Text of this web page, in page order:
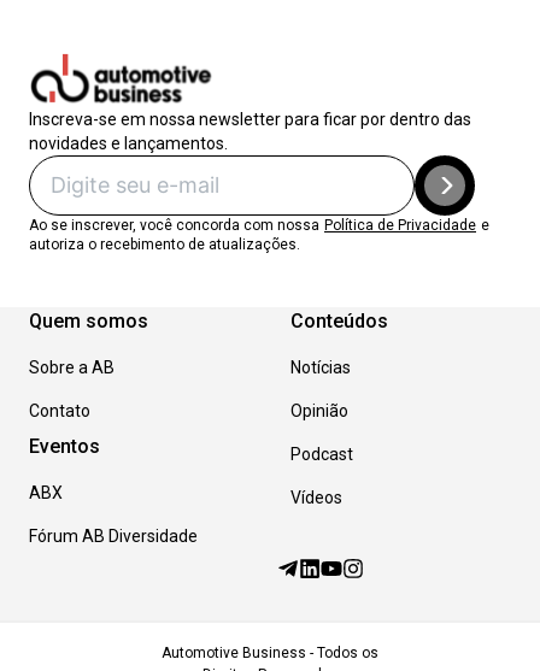
Inscreva-se em nossa newsletter para ficar por dentro das
novidades e lançamentos.
Ao se inscrever, você concorda com nossa Política de Privacidade e
autoriza o recebimento de atualizações.
Quem somos
Sobre a AB
Contato
Eventos
ABX
Fórum AB Diversidade
Conteúdos
Notícias
Opinião
Podcast
Vídeos
Automotive Business - Todos os